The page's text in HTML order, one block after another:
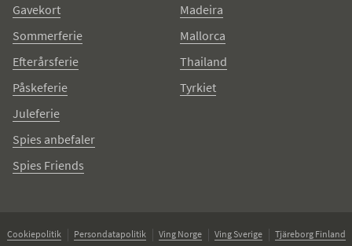
Gavekort
Sommerferie
Efterårsferie
Påskeferie
Juleferie
Spies anbefaler
Spies Friends
Madeira
Mallorca
Thailand
Tyrkiet
Cookiepolitik Persondatapolitik Ving Norge Ving Sverige
Tjäreborg Finland